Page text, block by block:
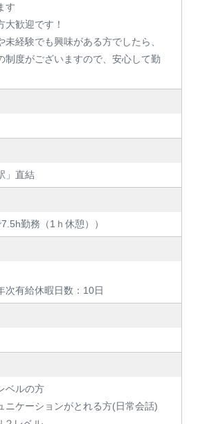
す
大歓迎です！
経験でも興味がある方でしたら、
制度がございますので、安心して勤
」直結
勤務（1ｈ休憩））
有給休暇日数：10日
ベルの方
ニケーションがとれる方(日常会話)